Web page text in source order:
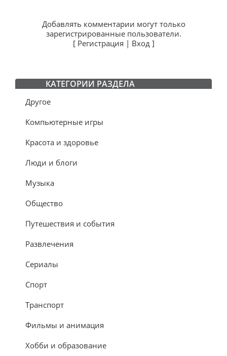
Добавлять комментарии могут только
зарегистрированные пользователи.
[ Регистрация | Вход]
КАТЕГОРИИ РАЗДЕЛА
Другое
Компьютерные игры
Красота и здоровье
Люди и блоги
Музыка
Общество
Путешествия и события
Развлечения
Сериалы
Спорт
Транспорт
Фильмы и анимация
Хобби и образование